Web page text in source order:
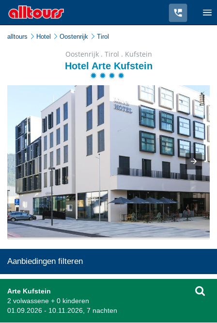
alltours Hotel Oostenrijk Tirol
Oostenrijk . Tirol . Kufstein
Hotel Arte Kufstein
Aanbiedingen filteren
Arte Kufstein
2 volwassene + 0 kinderen
01.09.2026 - 10.11.2026, 7 nachten